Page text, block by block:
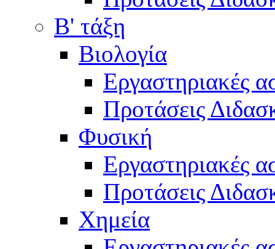
Β' τάξη
Βιολογία
Εργαστηριακές
Προτάσεις
Φυσική
Εργαστηριακές
Προτάσεις
Χημεία